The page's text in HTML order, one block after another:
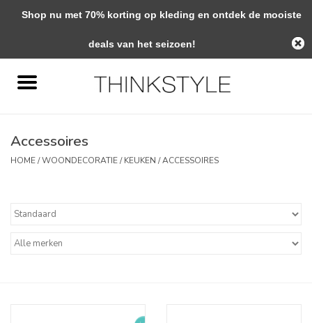
0 Artikelen - €0,00
Woondecoratie
Accessoires
HOME/WOONDECORATIE/KEUKEN /ACCESSOIRES
Shop nu met 70% korting op kleding en ontdek de mooiste
deals van het seizoen!